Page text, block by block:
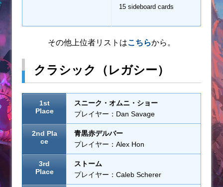
15 sideboard cards
その他上位者リストはこちらから。
クラシック（レガシー）
1st
Place
スニーク・オムニ・ショー
プレイヤー：Dan Savage
2nd Pla
ce
青黒赤デルバー
プレイヤー：Alex Hon
3rd
Place
ストーム
プレイヤー：Caleb Scherer